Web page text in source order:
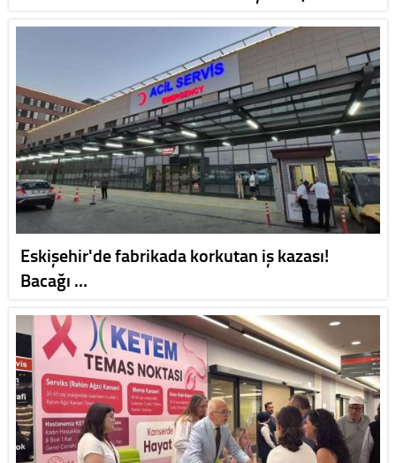
Eskişehir'de fabrikada korkutan iş kazası!
Bacağı …